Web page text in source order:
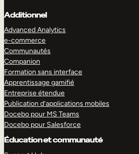
Additionnel
Advanced Analytics
e-commerce
Communautés
Companion
Formation sans interface
Apprentissage gamifié
Entreprise étendue
Publication d’applications mobiles
Docebo pour MS Teams
Docebo pour Salesforce
Éducation et communauté